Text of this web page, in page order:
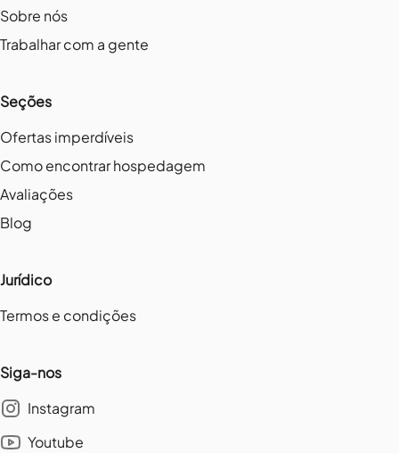
Sobre nós
Trabalhar com a gente
Seções
Ofertas imperdíveis
Como encontrar hospedagem
Avaliações
Blog
Jurídico
Termos e condições
Siga-nos
Instagram
Youtube